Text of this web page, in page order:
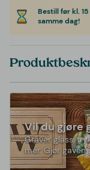
Bestill før kl.
samme dag!
Vil du gjøre
Graver glass,
mer. Gjør gaven